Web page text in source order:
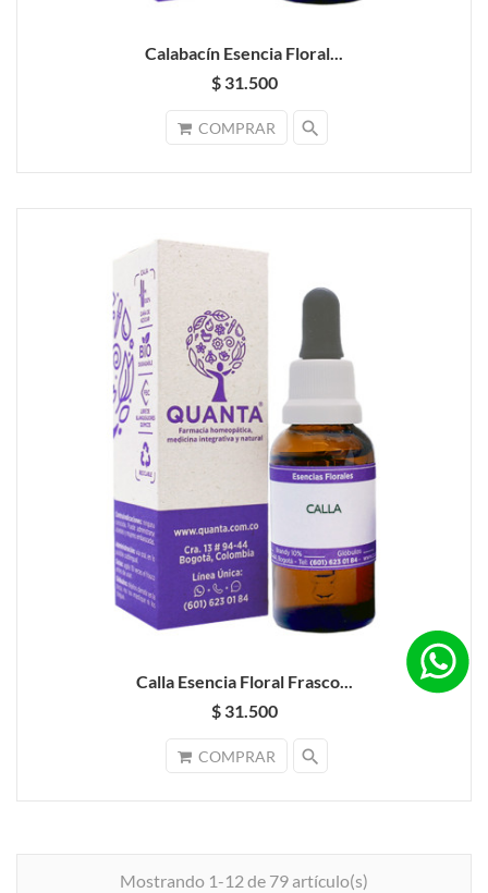
Calabacín Esencia Floral...
$ 31.500
COMPRAR search
Calla Esencia Floral Frasco...
$ 31.500
COMPRAR search
Mostrando 1-12 de 79 artículo(s)